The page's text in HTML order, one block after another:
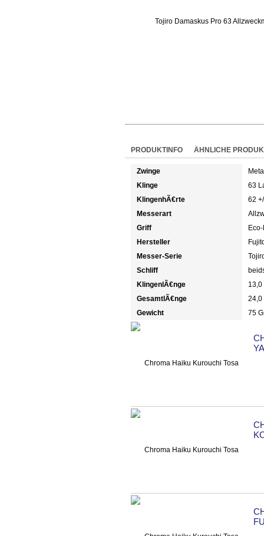
PRODUKTINFO ÄHNLICHE
Zwinge
Klinge
63
KlingenhÃ€rte
62
Messerart
Griff
Hersteller
Messer-Serie
Schliff
KlingenlÃ€nge
13,0
GesamtlÃ€nge
24,0
Gewicht
75